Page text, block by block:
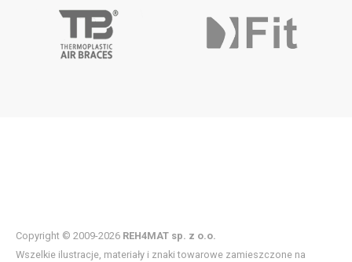
Copyright © 2009-2026 REH4MAT sp. z o.o.
Wszelkie ilustracje, materiały i znaki towarowe zamieszczone na